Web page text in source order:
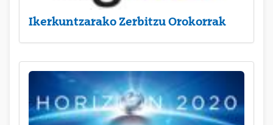
Ikerkuntzarako Zerbitzu Orokorrak